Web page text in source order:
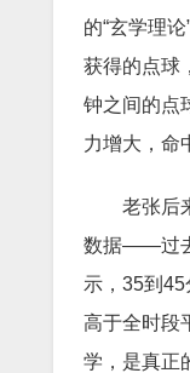
的“玄学理
获得的点球
钟之间的点
力增大，命
老张后
数据——过
示，35到
高于全时段
学，是真正